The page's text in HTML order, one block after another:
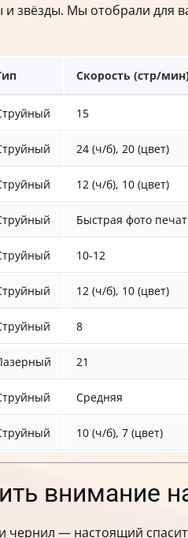
звёзды. Мы отобрали для
Скорость (стр/
15
24 (ч/б), 20 (цвет)
12 (ч/б), 10 (цвет)
Быстрая фото
10-12
12 (ч/б), 10 (цвет)
8
21
Средняя
10 (ч/б), 7 (цвет)
внимание
— настоящий